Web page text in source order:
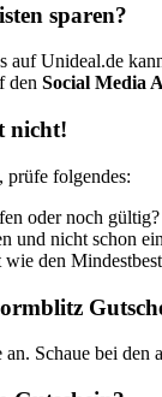
sparen?
Unideal.de
den Social Media
nicht!
folgendes:
oder noch gültig?
und nicht schon
den
Schaue bei